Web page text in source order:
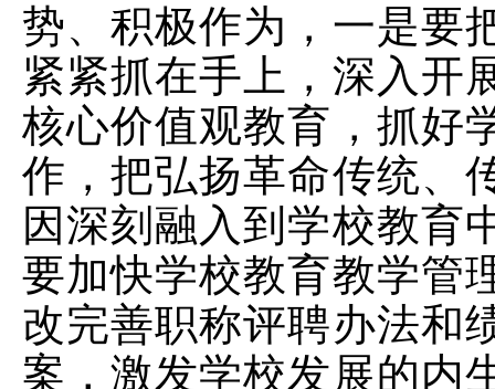
势、积极作为，一是要
紧紧抓在手上，深入开
核心价值观教育，抓好
作，把弘扬革命传统、
因深刻融入到学校教育
要加快学校教育教学管
改完善职称评聘办法和
案，激发学校发展的内